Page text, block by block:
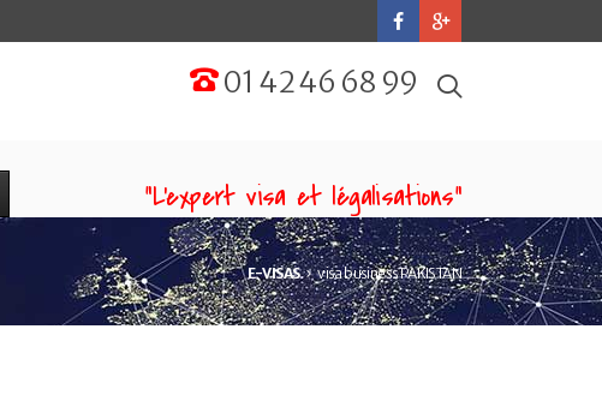
01 42 46 68 99
“L'expert visa et légalisations”
E-VISAS visa business PAKISTAN